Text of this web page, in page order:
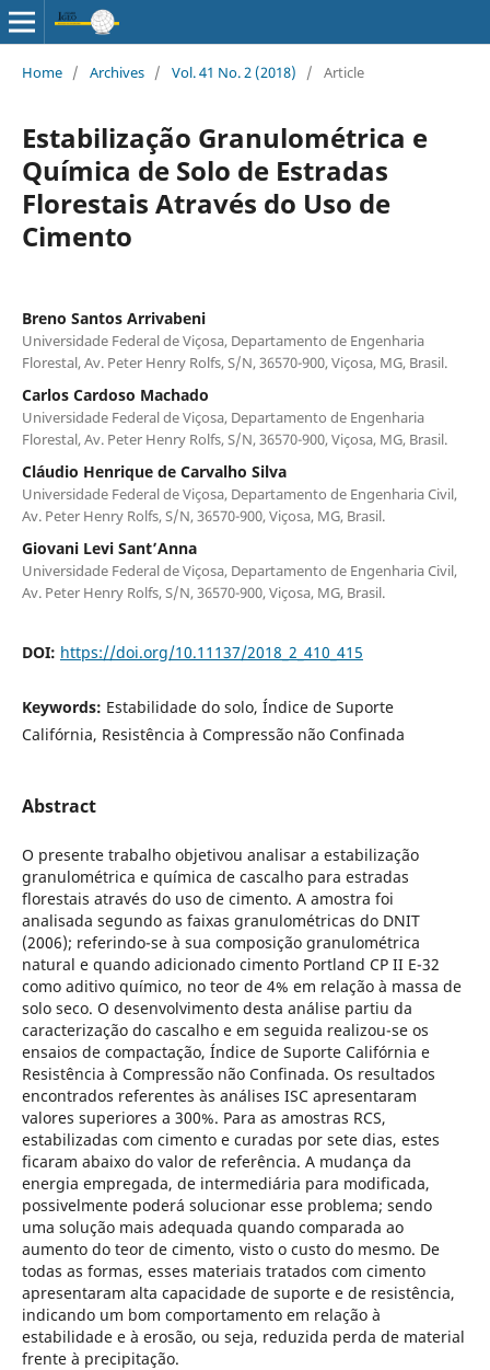
Home / Archives / Vol. 41 No. 2 (2018) / Article
Estabilização Granulométrica e
Química de Solo de Estradas
Florestais Através do Uso de
Cimento
Breno Santos Arrivabeni
Universidade Federal de Viçosa, Departamento de Engenharia
Florestal, Av. Peter Henry Rolfs, S/N, 36570-900, Viçosa, MG, Brasil.
Carlos Cardoso Machado
Universidade Federal de Viçosa, Departamento de Engenharia
Florestal, Av. Peter Henry Rolfs, S/N, 36570-900, Viçosa, MG, Brasil.
Cláudio Henrique de Carvalho Silva
Universidade Federal de Viçosa, Departamento de Engenharia Civil,
Av. Peter Henry Rolfs, S/N, 36570-900, Viçosa, MG, Brasil.
Giovani Levi Sant’Anna
Universidade Federal de Viçosa, Departamento de Engenharia Civil,
Av. Peter Henry Rolfs, S/N, 36570-900, Viçosa, MG, Brasil.
DOI: https://doi.org/10.11137/2018_2_410_415
Keywords: Estabilidade do solo, Índice de Suporte
Califórnia, Resistência à Compressão não Confinada
Abstract
O presente trabalho objetivou analisar a estabilização
granulométrica e química de cascalho para estradas
florestais através do uso de cimento. A amostra foi
analisada segundo as faixas granulométricas do DNIT
(2006); referindo-se à sua composição granulométrica
natural e quando adicionado cimento Portland CP II E-32
como aditivo químico, no teor de 4% em relação à massa de
solo seco. O desenvolvimento desta análise partiu da
caracterização do cascalho e em seguida realizou-se os
ensaios de compactação, Índice de Suporte Califórnia e
Resistência à Compressão não Confinada. Os resultados
encontrados referentes às análises ISC apresentaram
valores superiores a 300%. Para as amostras RCS,
estabilizadas com cimento e curadas por sete dias, estes
ficaram abaixo do valor de referência. A mudança da
energia empregada, de intermediária para modificada,
possivelmente poderá solucionar esse problema; sendo
uma solução mais adequada quando comparada ao
aumento do teor de cimento, visto o custo do mesmo. De
todas as formas, esses materiais tratados com cimento
apresentaram alta capacidade de suporte e de resistência,
indicando um bom comportamento em relação à
estabilidade e à erosão, ou seja, reduzida perda de material
frente à precipitação.